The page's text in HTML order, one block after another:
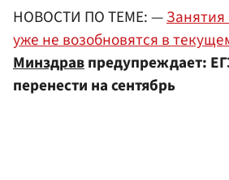
НОВОСТИ ПО ТЕМЕ: —
уже не возобновятся в
Минздравпредупреждает:
перенести на сентябрь